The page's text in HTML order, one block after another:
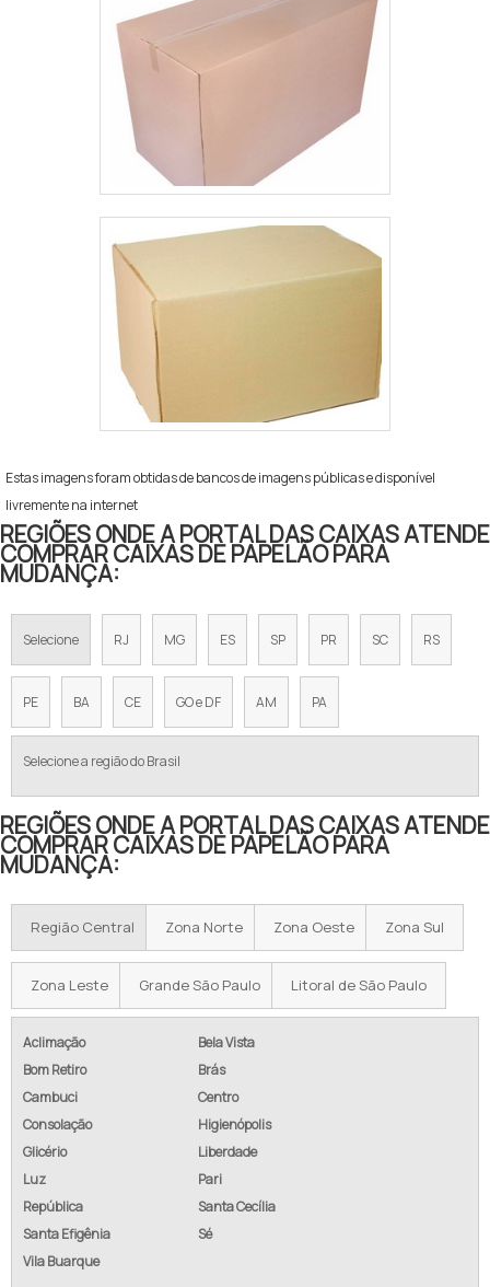
formada por colaboradores proativos que esperam
seu contato para melhor atender.A MELHOR
EMPRESA NO SEGMENTONa Giacometti Embalagens
é possível encontrar a solução para quem busca
embalagens de papelão. É possível encontrar itens
variados com tecnologia de ponta, como
embalagens para delivery e caixas de mudança com
de alto padrão, a empresa conta com profissionais
especializados e instalações modernas e em bom
estado, conquistando então a confiança de todos. A
Giacometti Embalagens é uma empresa que tem sido
apontada de forma positiva no mercado pela
seriedade e qualidade, que garantem a melhor
experiência de todos os clientes..
Estas imagens foram obtidas de bancos de imagens públicas e disponível
livremente na internet
REGIÕES ONDE A PORTAL DAS CAIXAS ATENDE
COMPRAR CAIXAS DE PAPELÃO PARA
MUDANÇA:
Selecione RJ MG ES SP PR SC RS
PE BA CE GO e DF AM PA
Selecione a região do Brasil
REGIÕES ONDE A PORTAL DAS CAIXAS ATENDE
COMPRAR CAIXAS DE PAPELÃO PARA
MUDANÇA:
Região Central Zona Norte Zona Oeste Zona Sul
Zona Leste Grande São Paulo Litoral de São Paulo
Aclimação
Bela Vista
Bom Retiro
Brás
Cambuci
Centro
Consolação
Higienópolis
Glicério
Liberdade
Luz
Pari
República
Santa Cecília
Santa Efigênia
Sé
Vila Buarque